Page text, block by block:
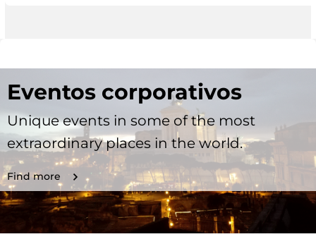
Eventos corporativos
Unique events in some of the most
extraordinary places in the world.
Find more